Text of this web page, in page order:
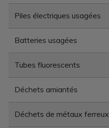
Piles électriques usagées
Batteries usagées
Tubes fluorescents
Déchets amiantés
Déchets de métaux ferreux